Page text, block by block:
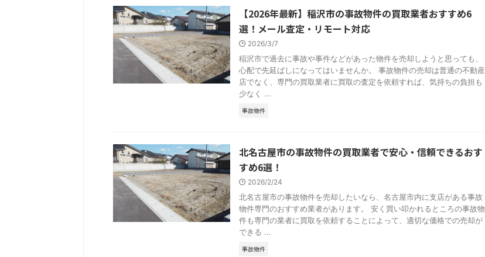
【2026年最新】稲沢市の事故物件の買取業者おすすめ6
選！メール査定・リモート対応
2026/3/7
稲沢市で過去に事故や事件などがあった物件を売却しようと思っても、
心配で先延ばしになってはいませんか。 事故物件の売却は普通の不動産
店でなく、専門の買取業者に買取の査定を依頼すれば、気持ちの負担も
少なく ...
事故物件
北名古屋市の事故物件の買取業者で安心・信頼できるおす
すめ6選！
2026/2/24
北名古屋市の事故物件を売却したいなら、名古屋市内に支店がある事故
物件専門のおすすめ業者があります。 安く買い叩かれるところの事故物
件も専門の業者に買取を依頼することによって、適切な価格での売却が
できる ...
事故物件